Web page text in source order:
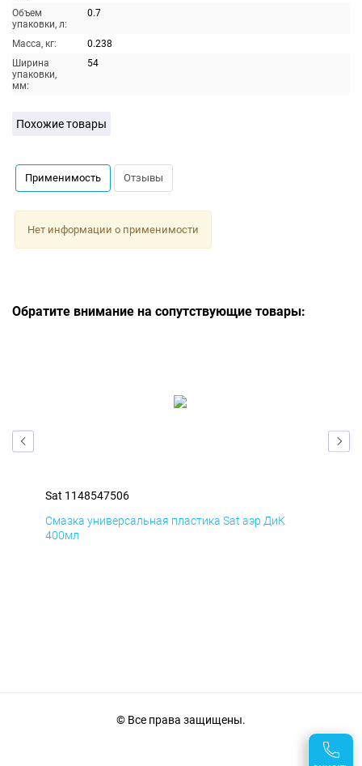
Объем
упаковки, л:
0.7
Масса, кг:
0.238
Ширина
упаковки,
мм:
54
Похожие товары
Применимость Отзывы
Нет информации о применимости
Обратите внимание на сопутствующие товары:
Sat 1148547506
Смазка универсальная пластика Sat аэр ДиК
400мл
© Все права защищены.